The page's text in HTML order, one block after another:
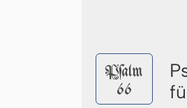
Pſalm
66